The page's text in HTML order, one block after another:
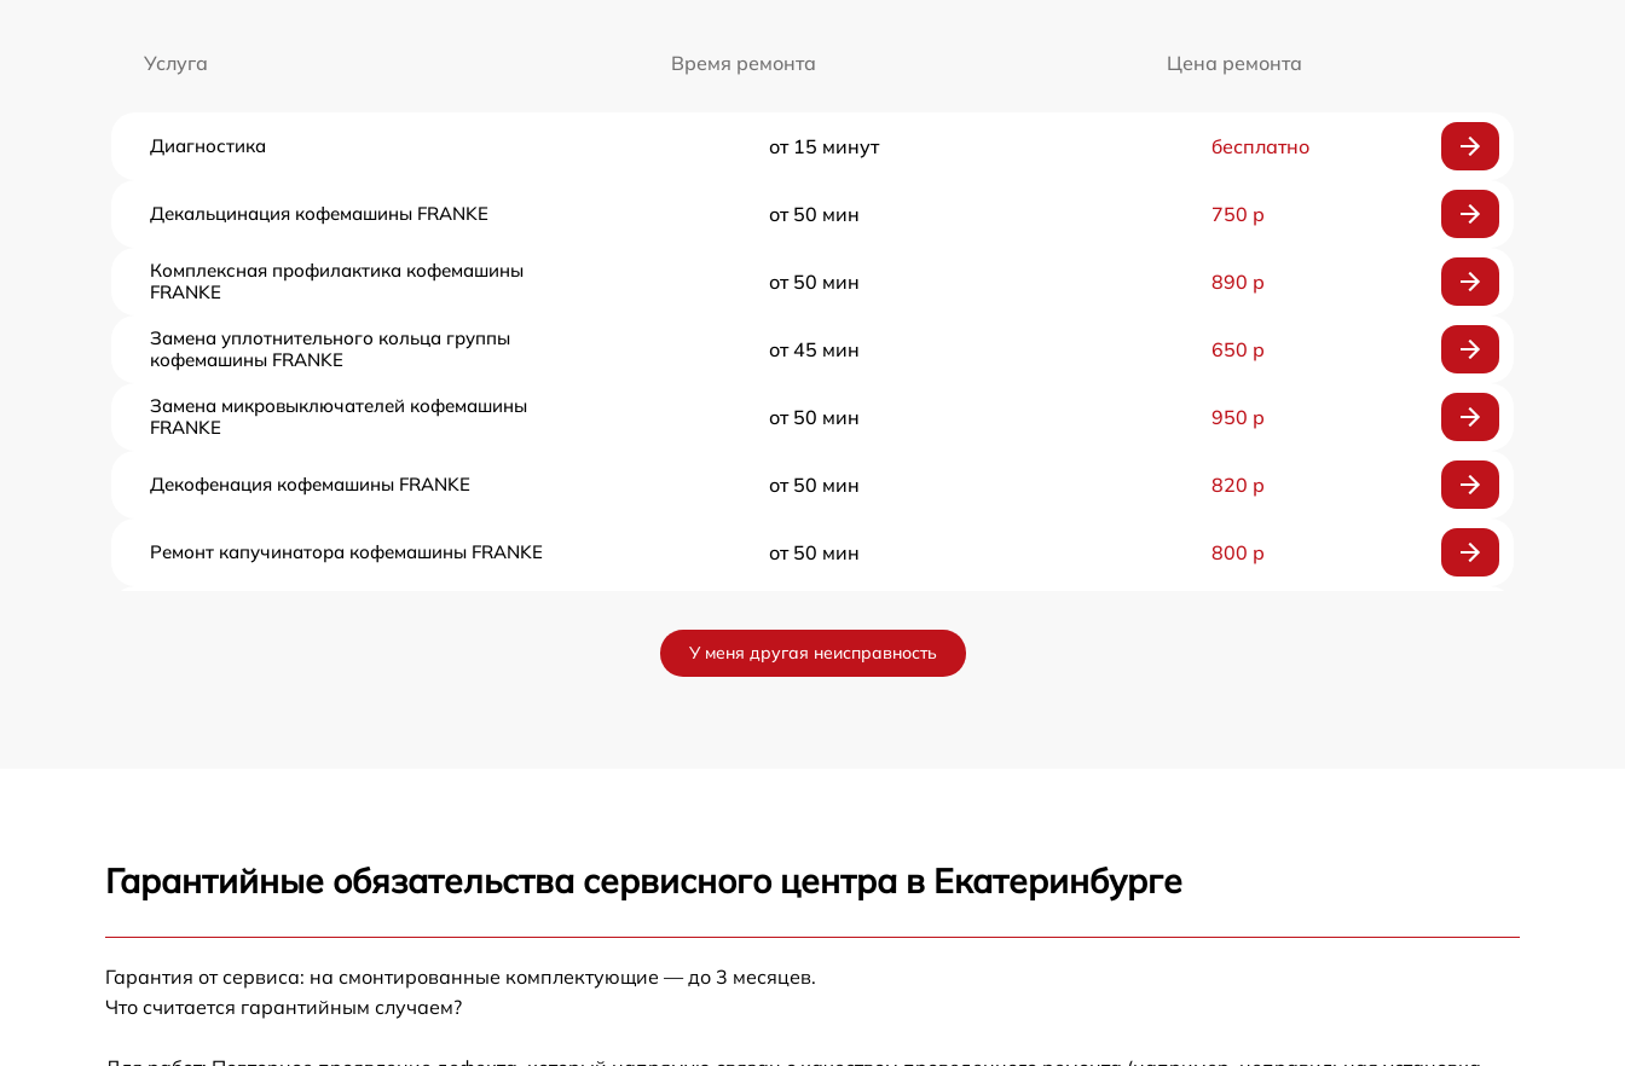
Услуга Время ремонта Цена ремонта
Диагностика от 15 минут бесплатно
Декальцинация кофемашины FRANKE от 50 мин 750 р
Комплексная профилактика кофемашины
FRANKE
от 50 мин 890 р
Замена уплотнительного кольца группы
кофемашины FRANKE
от 45 мин 650 р
Замена микровыключателей кофемашины
FRANKE
от 50 мин 950 р
Декофенация кофемашины FRANKE от 50 мин 820 р
Ремонт капучинатора кофемашины FRANKE от 50 мин 800 р
Замена ТЭНа кофемашины FRANKE от 50 мин
Ремонт кофемолки кофемашины FRANKE
У меня другая неисправность
Гарантийные обязательства сервисного центра в Екатеринбурге
Гарантия от сервиса: на смонтированные комплектующие — до 3 месяцев.
Что считается гарантийным случаем?